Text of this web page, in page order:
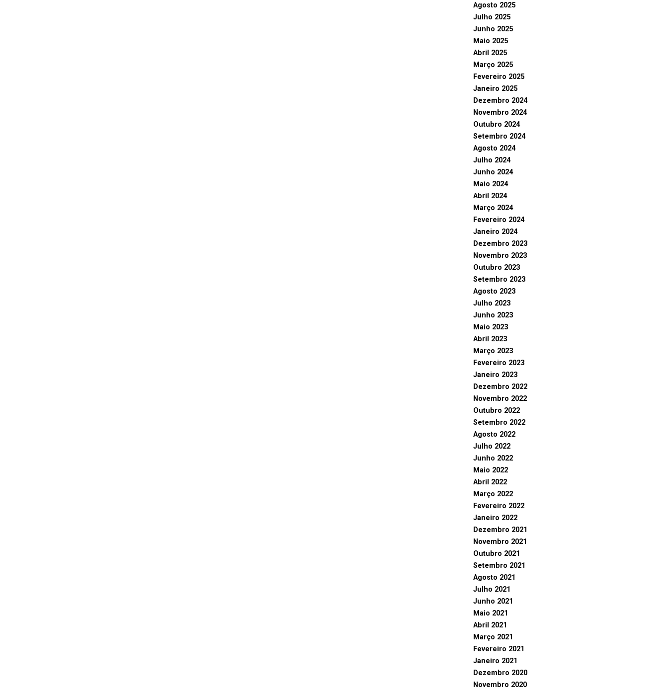
Agosto 2025
Julho 2025
Junho 2025
Maio 2025
Abril 2025
Março 2025
Fevereiro 2025
Janeiro 2025
Dezembro 2024
Novembro 2024
Outubro 2024
Setembro 2024
Agosto 2024
Julho 2024
Junho 2024
Maio 2024
Abril 2024
Março 2024
Fevereiro 2024
Janeiro 2024
Dezembro 2023
Novembro 2023
Outubro 2023
Setembro 2023
Agosto 2023
Julho 2023
Junho 2023
Maio 2023
Abril 2023
Março 2023
Fevereiro 2023
Janeiro 2023
Dezembro 2022
Novembro 2022
Outubro 2022
Setembro 2022
Agosto 2022
Julho 2022
Junho 2022
Maio 2022
Abril 2022
Março 2022
Fevereiro 2022
Janeiro 2022
Dezembro 2021
Novembro 2021
Outubro 2021
Setembro 2021
Agosto 2021
Julho 2021
Junho 2021
Maio 2021
Abril 2021
Março 2021
Fevereiro 2021
Janeiro 2021
Dezembro 2020
Novembro 2020